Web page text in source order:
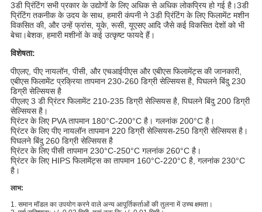
3डी प्रिंटिंग सभी प्रकार के उद्योगों के लिए अधिक से अधिक लोकप्रिय हो गई है।3डी
प्रिंटिंग तकनीक के उदय के साथ, हमारी कंपनी ने 3डी प्रिंटिंग के लिए फिलामेंट मशीन
विकसित की, और उन्हें फ्रांस, यूके, रूसी, यूएसए आदि जैसे कई विकसित देशों को भी
बेचा।बेशक, हमारी मशीनों के कई उत्कृष्ट फायदे हैं।
विशेषता:
पीएलए, पीए नायलॉन, पीसी, और एचआईपीएस और एबीएस फिलामेंट्स की जानकारी,
एबीएस फिलामेंट प्रक्रिया तापमान 230-260 डिग्री सेल्सियस है, पिघलने बिंदु 230
डिग्री सेल्सियस है
पीएलए 3 डी प्रिंटर फिलामेंट 210-235 डिग्री सेल्सियस है, पिघलने बिंदु 200 डिग्री
सेल्सियस है।
प्रिंटर के लिए PVA तापमान 180°C-200°C है। गलनांक 200°C है।
प्रिंटर के लिए पीए नायलॉन तापमान 220 डिग्री सेल्सियस-250 डिग्री सेल्सियस है।
पिघलने बिंदु 260 डिग्री सेल्सियस है
प्रिंटर के लिए पीसी तापमान 230°C-250°C गलनांक 260°C है।
प्रिंटर के लिए HIPS फिलामेंट्स का तापमान 160°C-220°C है, गलनांक 230°C
है।
लाभ:
1. समान मॉडल का उपयोग करने वाले अन्य आपूर्तिकर्ताओं की तुलना में उच्च क्षमता।